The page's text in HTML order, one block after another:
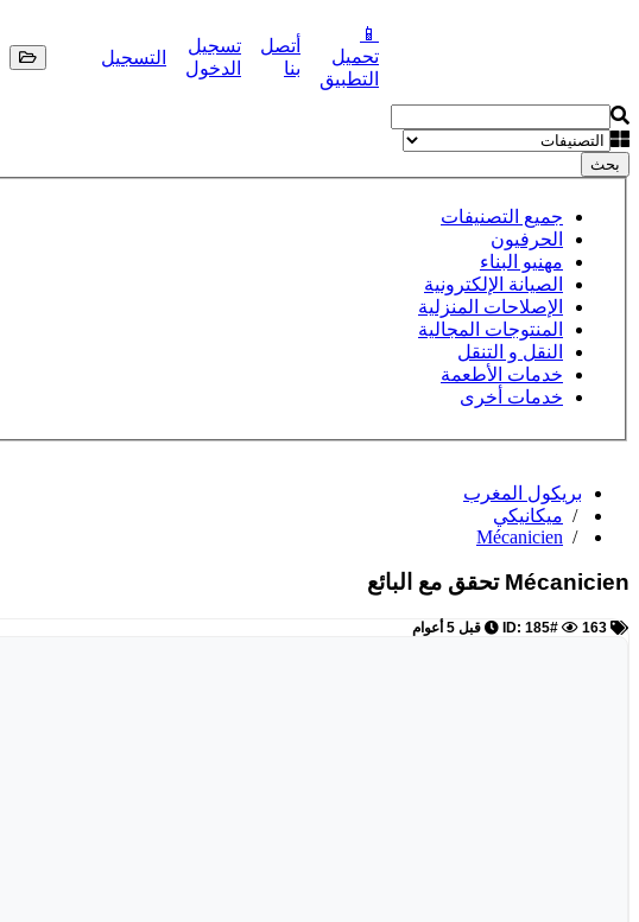
📱
تحميل
التطبيق
أتصل
بنا
تسجيل
الدخول
التسجيل
بحث
جميع التصنيفات
الحرفيون
مهنيو البناء
الصيانة الإلكترونية
الإصلاحات المنزلية
المنتوجات المجالية
النقل و التنقل
خدمات الأطعمة
خدمات أخرى
بريكول المغرب
/ ميكانيكي
/
Mécanicien
Mécanicien تحقق مع البائع
163 قبل 5 أعوام